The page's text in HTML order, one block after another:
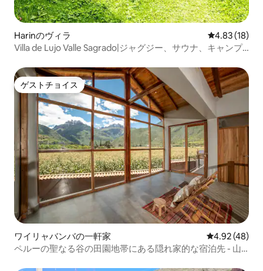
Harinのヴィラ レビュー18
4.83 (18)
Villa de Lujo Valle Sagrado|ジャグジー、サウナ、キャンプ
ゲストチョイス
ゲストチョイス
ワイリャバンバの一軒家 レビュー48
4.92 (48)
ペルーの聖なる谷の田園地帯にある隠れ家的な宿泊先 - 山